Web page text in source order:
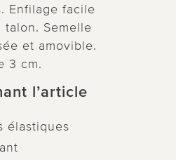
Enfilage facile
Semelle
et amovible.
3 cm.
l’article
élastiques